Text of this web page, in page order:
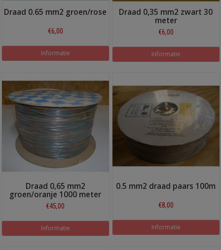
Draad 0.65 mm2 groen/rose
€6,00
Informatie
Draad 0,35 mm2 zwart 30
meter
€6,00
Informatie
Draad 0,65 mm2
groen/oranje 1000 meter
€45,00
Informatie
0.5 mm2 draad paars 100m
€8,00
Informatie